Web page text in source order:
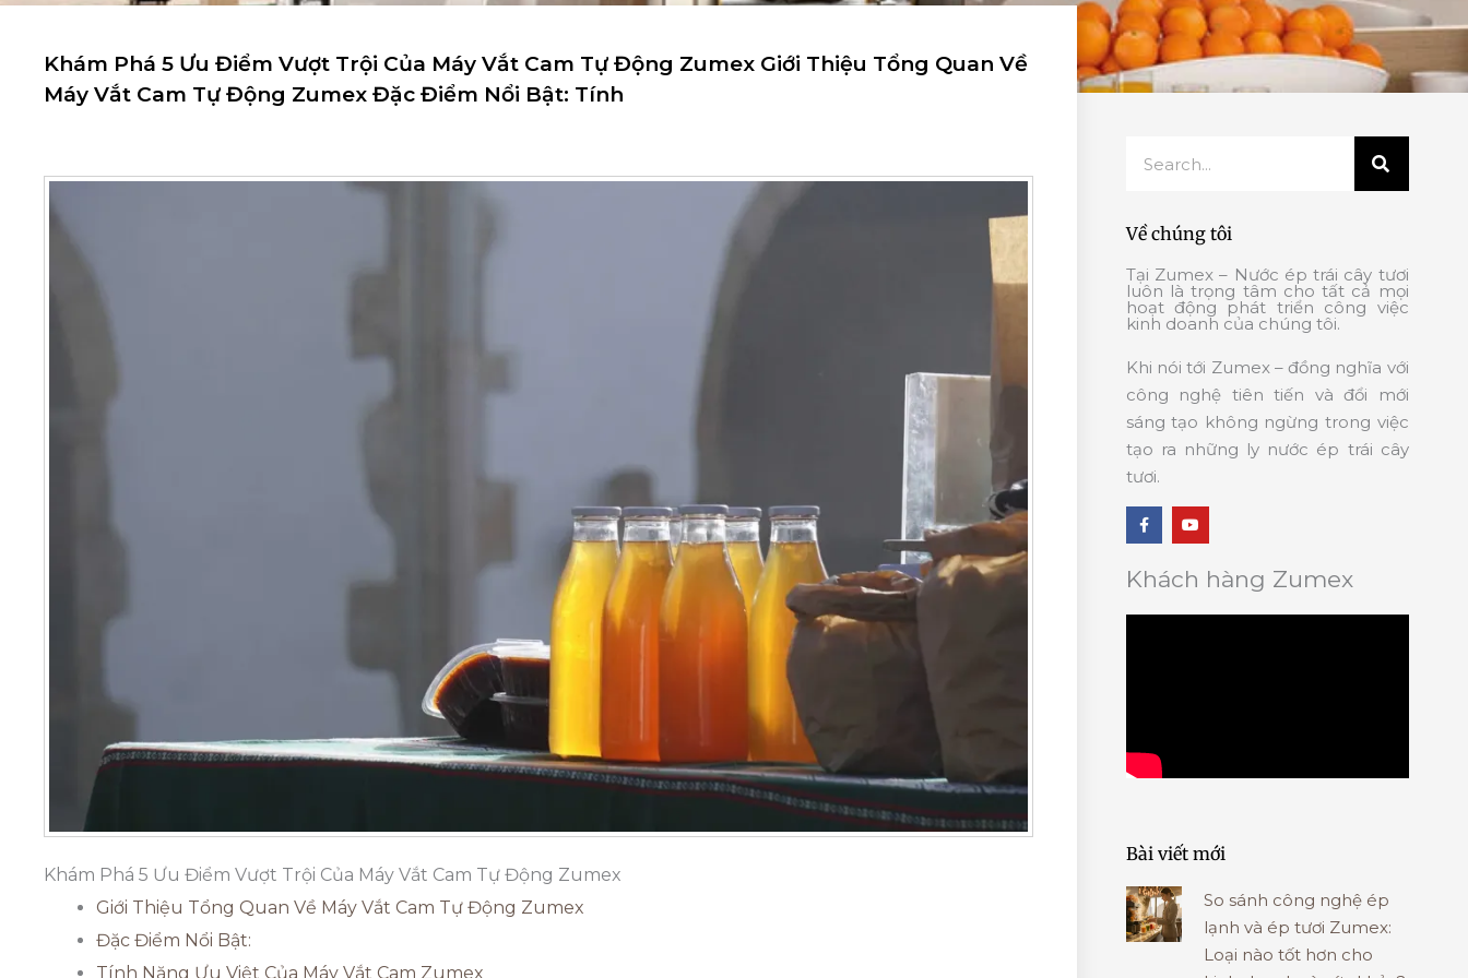
Khám Phá 5 Ưu Điểm Vượt Trội Của Máy Vắt Cam Tự Động Zumex Giới Thiệu Tổng Quan Về
Máy Vắt Cam Tự Động Zumex Đặc Điểm Nổi Bật: Tính
Khám Phá 5 Ưu Điểm Vượt Trội Của Máy Vắt Cam Tự Động Zumex
Giới Thiệu Tổng Quan Về Máy Vắt Cam Tự Động Zumex
Đặc Điểm Nổi Bật:
Tính Năng Ưu Việt Của Máy Vắt Cam Zumex
Về chúng tôi
Tại Zumex – Nước ép trái cây tươi
luôn là trọng tâm cho tất cả mọi
hoạt động phát triển công việc
kinh doanh của chúng tôi.
Khi nói tới Zumex – đồng nghĩa với
công nghệ tiên tiến và đổi mới
sáng tạo không ngừng trong việc
tạo ra những ly nước ép trái cây
tươi.
F
a
c
b
o
k
Y
o
u
u
b
Khách hàng Zumex
Bài viết mới
So sánh công nghệ ép
lạnh và ép tươi Zumex:
Loại nào tốt hơn cho